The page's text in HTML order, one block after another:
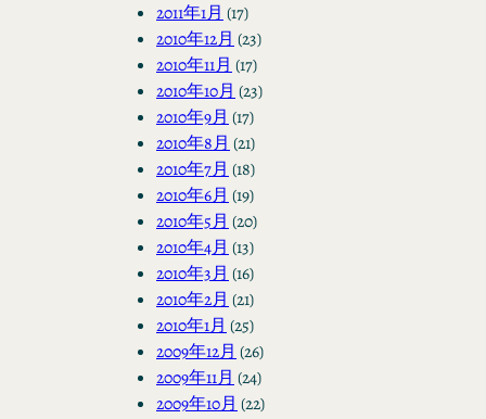
2011年1月 (17)
2010年12月 (23)
2010年11月 (17)
2010年10月 (23)
2010年9月 (17)
2010年8月 (21)
2010年7月 (18)
2010年6月 (19)
2010年5月 (20)
2010年4月 (13)
2010年3月 (16)
2010年2月 (21)
2010年1月 (25)
2009年12月 (26)
2009年11月 (24)
2009年10月 (22)